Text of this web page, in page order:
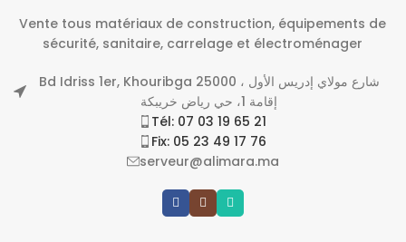
Vente tous matériaux de construction, équipements de
sécurité, sanitaire, carrelage et électroménager
Bd Idriss 1er, Khouribga 25000 شارع مولاي إدريس الأول ،
إقامة 1، حي رياض خريبكة
Tél: 07 03 19 65 21
Fix: 05 23 49 17 76
serveur@alimara.ma